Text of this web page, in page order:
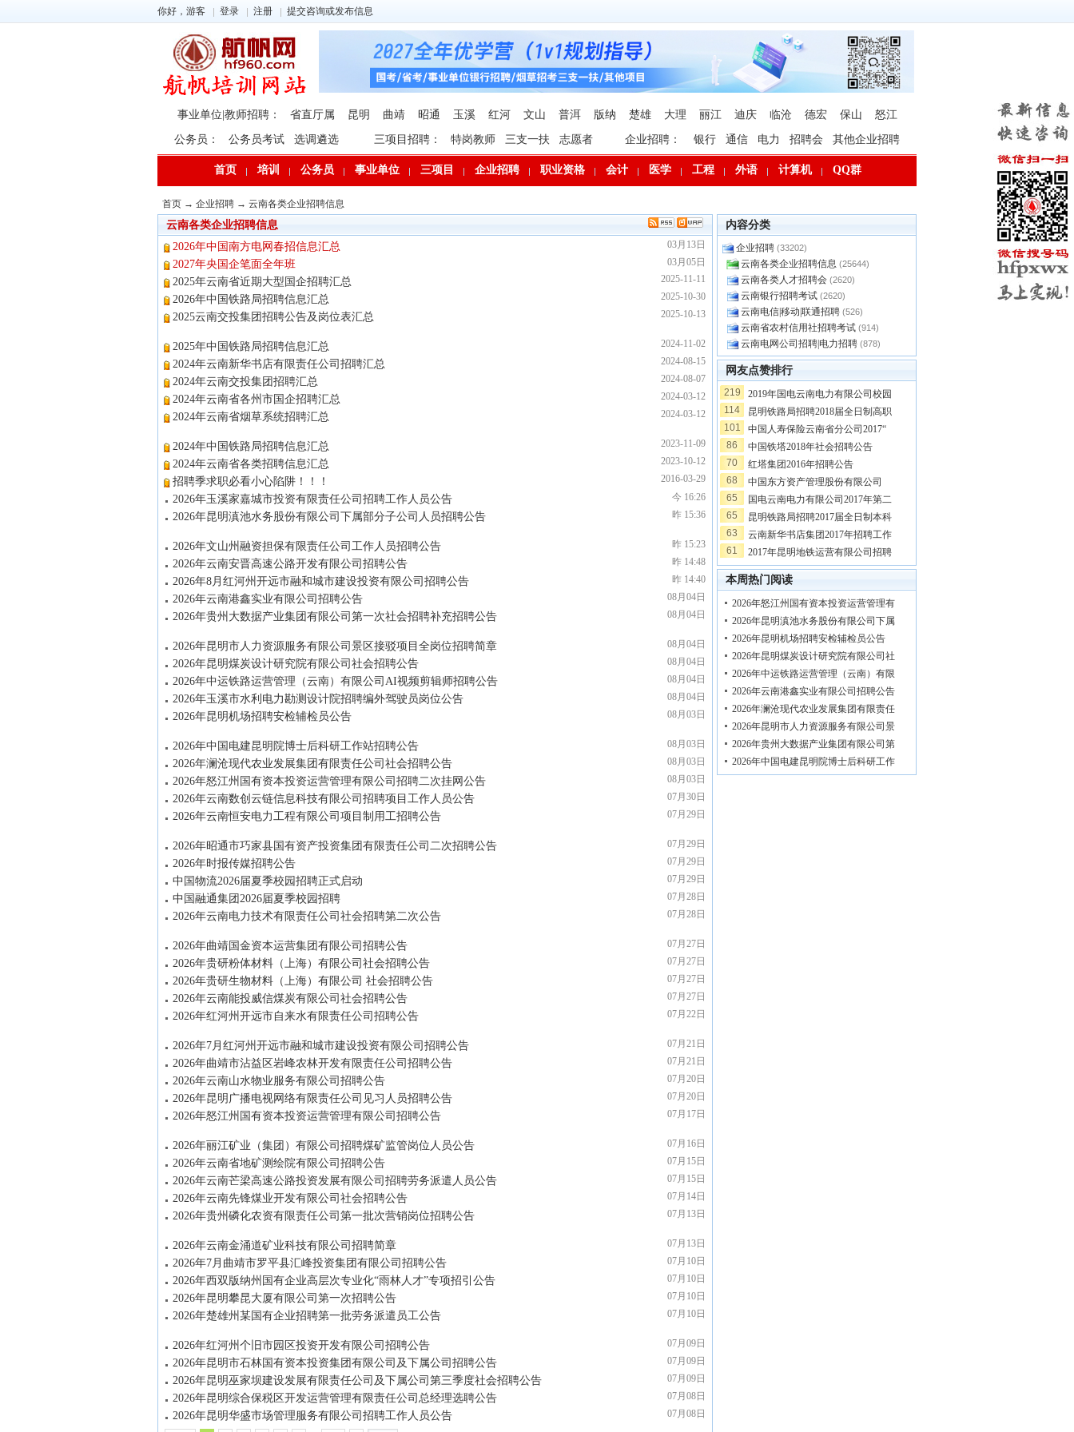
你好，游客 登录 注册 提交咨询或发布信息
事业单位|教师招聘： 省直厅属 昆明 曲靖 昭通 玉溪 红河 文山 普洱 版纳 楚雄 大理 丽江 迪庆 临沧 德宏 保山 怒江
公务员： 公务员考试 选调遴选 三项目招聘： 特岗教师 三支一扶 志愿者 企业招聘： 银行 通信 电力 招聘会 其他企业招聘
首页 培训 公务员 事业单位 三项目 企业招聘 职业资格 会计 医学 工程 外语 计算机 QQ群
首页 → 企业招聘 → 云南各类企业招聘信息
云南各类企业招聘信息
03月13日
2026年中国南方电网春招信息汇总
03月05日
2027年央国企笔面全年班
2025-11-11
2025年云南省近期大型国企招聘汇总
2025-10-30
2026年中国铁路局招聘信息汇总
2025-10-13
2025云南交投集团招聘公告及岗位表汇总
2024-11-02
2025年中国铁路局招聘信息汇总
2024-08-15
2024年云南新华书店有限责任公司招聘汇总
2024-08-07
2024年云南交投集团招聘汇总
2024-03-12
2024年云南省各州市国企招聘汇总
2024-03-12
2024年云南省烟草系统招聘汇总
2023-11-09
2024年中国铁路局招聘信息汇总
2023-10-12
2024年云南省各类招聘信息汇总
2016-03-29
招聘季求职必看小心陷阱！！！
今 16:26
2026年玉溪家嘉城市投资有限责任公司招聘工作人员公告
昨 15:36
2026年昆明滇池水务股份有限公司下属部分子公司人员招聘公告
昨 15:23
2026年文山州融资担保有限责任公司工作人员招聘公告
昨 14:48
2026年云南安晋高速公路开发有限公司招聘公告
昨 14:40
2026年8月红河州开远市融和城市建设投资有限公司招聘公告
08月04日
2026年云南港鑫实业有限公司招聘公告
08月04日
2026年贵州大数据产业集团有限公司第一次社会招聘补充招聘公告
08月04日
2026年昆明市人力资源服务有限公司景区接驳项目全岗位招聘简章
08月04日
2026年昆明煤炭设计研究院有限公司社会招聘公告
08月04日
2026年中运铁路运营管理（云南）有限公司AI视频剪辑师招聘公告
08月04日
2026年玉溪市水利电力勘测设计院招聘编外驾驶员岗位公告
08月03日
2026年昆明机场招聘安检辅检员公告
08月03日
2026年中国电建昆明院博士后科研工作站招聘公告
08月03日
2026年澜沧现代农业发展集团有限责任公司社会招聘公告
08月03日
2026年怒江州国有资本投资运营管理有限公司招聘二次挂网公告
07月30日
2026年云南数创云链信息科技有限公司招聘项目工作人员公告
07月29日
2026年云南恒安电力工程有限公司项目制用工招聘公告
07月29日
2026年昭通市巧家县国有资产投资集团有限责任公司二次招聘公告
07月29日
2026年时报传媒招聘公告
07月29日
中国物流2026届夏季校园招聘正式启动
07月28日
中国融通集团2026届夏季校园招聘
07月28日
2026年云南电力技术有限责任公司社会招聘第二次公告
07月27日
2026年曲靖国金资本运营集团有限公司招聘公告
07月27日
2026年贵研粉体材料（上海）有限公司社会招聘公告
07月27日
2026年贵研生物材料（上海）有限公司 社会招聘公告
07月27日
2026年云南能投威信煤炭有限公司社会招聘公告
07月22日
2026年红河州开远市自来水有限责任公司招聘公告
07月21日
2026年7月红河州开远市融和城市建设投资有限公司招聘公告
07月21日
2026年曲靖市沾益区岩峰农林开发有限责任公司招聘公告
07月20日
2026年云南山水物业服务有限公司招聘公告
07月20日
2026年昆明广播电视网络有限责任公司见习人员招聘公告
07月17日
2026年怒江州国有资本投资运营管理有限公司招聘公告
07月16日
2026年丽江矿业（集团）有限公司招聘煤矿监管岗位人员公告
07月15日
2026年云南省地矿测绘院有限公司招聘公告
07月15日
2026年云南芒梁高速公路投资发展有限公司招聘劳务派遣人员公告
07月14日
2026年云南先锋煤业开发有限公司社会招聘公告
07月13日
2026年贵州磷化农资有限责任公司第一批次营销岗位招聘公告
07月13日
2026年云南金涌道矿业科技有限公司招聘简章
07月10日
2026年7月曲靖市罗平县汇峰投资集团有限公司招聘公告
07月10日
2026年西双版纳州国有企业高层次专业化“雨林人才”专项招引公告
07月10日
2026年昆明攀昆大厦有限公司第一次招聘公告
07月10日
2026年楚雄州某国有企业招聘第一批劳务派遣员工公告
07月09日
2026年红河州个旧市园区投资开发有限公司招聘公告
07月09日
2026年昆明市石林国有资本投资集团有限公司及下属公司招聘公告
07月09日
2026年昆明巫家坝建设发展有限责任公司及下属公司第三季度社会招聘公告
07月08日
2026年昆明综合保税区开发运营管理有限责任公司总经理选聘公告
07月08日
2026年昆明华盛市场管理服务有限公司招聘工作人员公告
内容分类
企业招聘 (33202)
云南各类企业招聘信息 (25644)
云南各类人才招聘会 (2620)
云南银行招聘考试 (2620)
云南电信|移动|联通招聘 (526)
云南省农村信用社招聘考试 (914)
云南电网公司招聘|电力招聘 (878)
网友点赞排行
219
2019年国电云南电力有限公司校园
114
昆明铁路局招聘2018届全日制高职
101
中国人寿保险云南省分公司2017“
86
中国铁塔2018年社会招聘公告
70
红塔集团2016年招聘公告
68
中国东方资产管理股份有限公司
65
国电云南电力有限公司2017年第二
65
昆明铁路局招聘2017届全日制本科
63
云南新华书店集团2017年招聘工作
61
2017年昆明地铁运营有限公司招聘
本周热门阅读
2026年怒江州国有资本投资运营管理有
2026年昆明滇池水务股份有限公司下属
2026年昆明机场招聘安检辅检员公告
2026年昆明煤炭设计研究院有限公司社
2026年中运铁路运营管理（云南）有限
2026年云南港鑫实业有限公司招聘公告
2026年澜沧现代农业发展集团有限责任
2026年昆明市人力资源服务有限公司景
2026年贵州大数据产业集团有限公司第
2026年中国电建昆明院博士后科研工作